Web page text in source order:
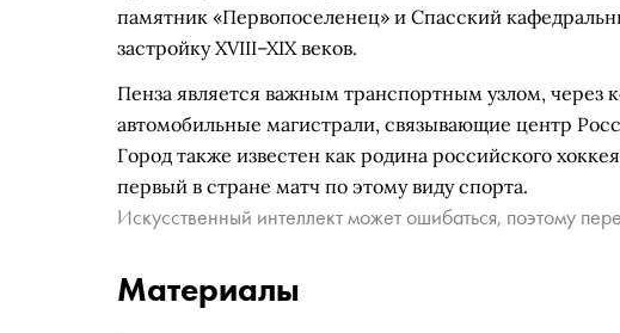
памятник «Первопоселенец» и Спасский
застройку XVIII–XIX веков.
Пенза является важным транспортным узлом, через
автомобильные магистрали, связывающие центр
Город также известен как родина российского
первый в стране матч по этому виду спорта.
Искусственный интеллект может ошибаться, поэтому
Материалы